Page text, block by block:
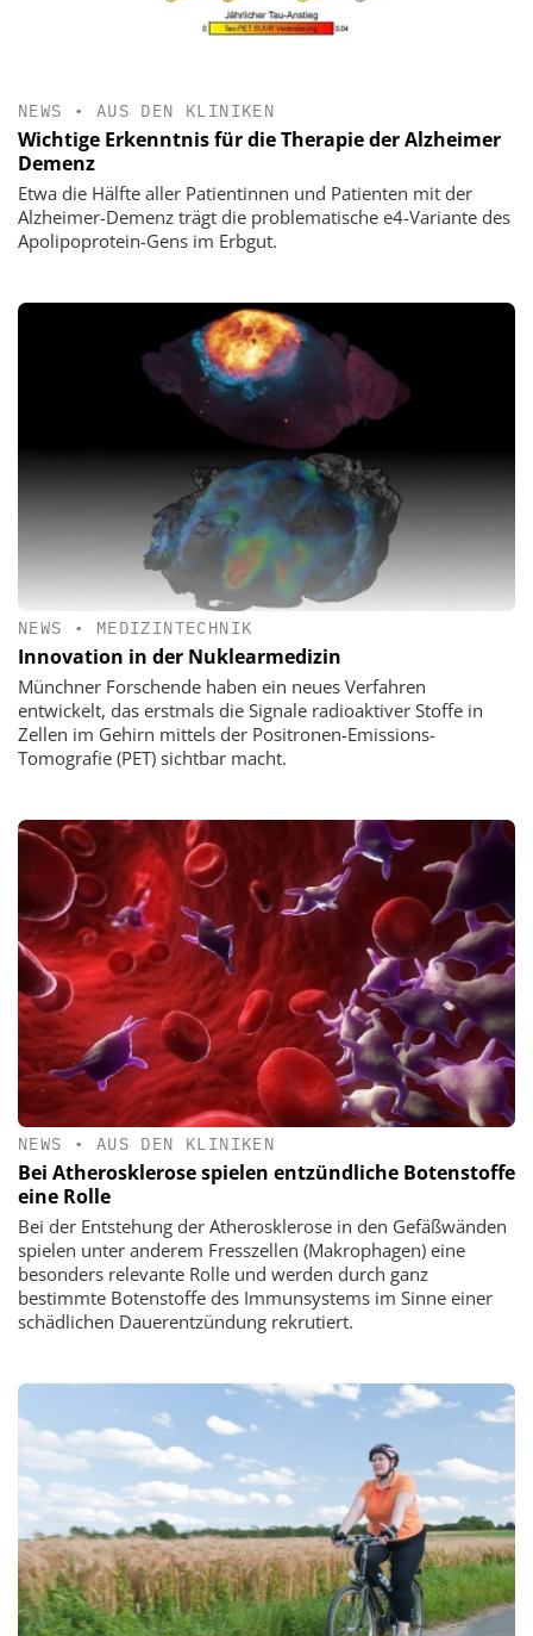
NEWS • AUS DEN KLINIKEN
Wichtige Erkenntnis für die Therapie der Alzheimer
Demenz
Etwa die Hälfte aller Patientinnen und Patienten mit der
Alzheimer-Demenz trägt die problematische e4-Variante des
Apolipoprotein-Gens im Erbgut.
NEWS • MEDIZINTECHNIK
Innovation in der Nuklearmedizin
Münchner Forschende haben ein neues Verfahren
entwickelt, das erstmals die Signale radioaktiver Stoffe in
Zellen im Gehirn mittels der Positronen-Emissions-
Tomografie (PET) sichtbar macht.
NEWS • AUS DEN KLINIKEN
Bei Atherosklerose spielen entzündliche Botenstoffe
eine Rolle
Bei der Entstehung der Atherosklerose in den Gefäßwänden
spielen unter anderem Fresszellen (Makrophagen) eine
besonders relevante Rolle und werden durch ganz
bestimmte Botenstoffe des Immunsystems im Sinne einer
schädlichen Dauerentzündung rekrutiert.